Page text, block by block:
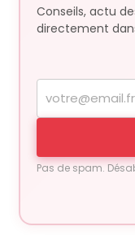
Conseils, actu
directement
adresse
mail
Pas de spam.